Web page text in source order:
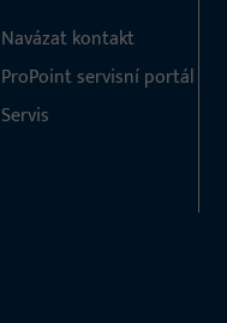
Navázat kontakt
ProPoint servisní portál
Servis